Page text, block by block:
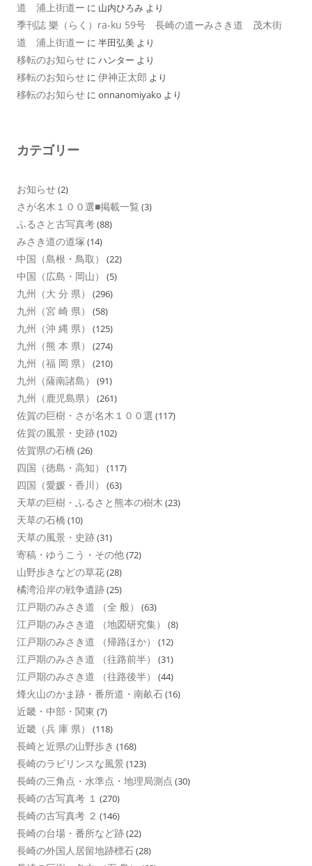
道 浦上街道ー に 山内ひろみ より
季刊誌 樂（らく）ra-ku 59号 長崎の道ーみさき道 茂木街
道 浦上街道ー に 半田弘美 より
移転のお知らせ に ハンター より
移転のお知らせ に 伊神正太郎 より
移転のお知らせ に onnanomiyako より
カテゴリー
お知らせ(2)
さが名木１００選■掲載一覧 (3)
ふるさと古写真考(88)
みさき道の道塚 (14)
中国（島根・鳥取） (22)
中国（広島・岡山） (5)
九州（大 分 県） (296)
九州（宮 崎 県） (58)
九州（沖 縄 県） (125)
九州（熊 本 県） (274)
九州（福 岡 県） (210)
九州（薩南諸島） (91)
九州（鹿児島県） (261)
佐賀の巨樹・さが名木１００選 (117)
佐賀の風景・史跡(102)
佐賀県の石橋 (26)
四国（徳島・高知） (117)
四国（愛媛・香川） (63)
天草の巨樹・ふるさと熊本の樹木 (23)
天草の石橋 (10)
天草の風景・史跡(31)
寄稿・ゆうこう・その他(72)
山野歩きなどの草花(28)
橘湾沿岸の戦争遺跡(25)
江戸期のみさき道 （全 般） (63)
江戸期のみさき道 （地図研究集） (8)
江戸期のみさき道 （帰路ほか） (12)
江戸期のみさき道 （往路前半） (31)
江戸期のみさき道 （往路後半） (44)
烽火山のかま跡・番所道・南畝石(16)
近畿・中部・関東 (7)
近畿（兵 庫 県） (118)
長崎と近県の山野歩き (168)
長崎のラビリンスな風景 (123)
長崎の三角点・水準点・地理局測点 (30)
長崎の古写真考 １ (270)
長崎の古写真考 ２ (146)
長崎の台場・番所など跡(22)
長崎の外国人居留地跡標石(28)